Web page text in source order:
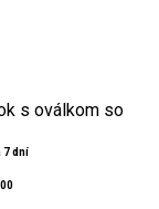
s oválkom so
7 dní